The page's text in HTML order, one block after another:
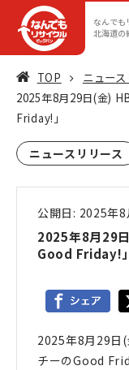
なんでも
北海道の
TOP
ニュー
2025年8月29日(金)
Friday!」
ニュースリリース
公開日: 2025年8
2025年8月29
Good Friday!」
2025年8月29日
チーのGood